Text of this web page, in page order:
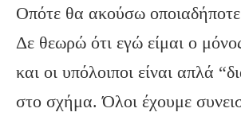
Οπότε θα ακούσω οποιαδήποτε
Δε θεωρώ ότι εγώ είμαι ο
και οι υπόλοιποι είναι απλά
στο σχήμα. Όλοι έχουμε